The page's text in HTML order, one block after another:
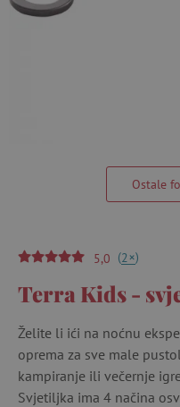
Ostale
5,0 (2+)
Terra Kids -
Želite li ići na noćnu
oprema za sve male
kampiranje ili večernje
Svjetiljka ima 4 načina